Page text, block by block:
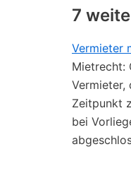
7
Vermieter
Mietrecht:
Vermieter,
Zeitpunkt
bei